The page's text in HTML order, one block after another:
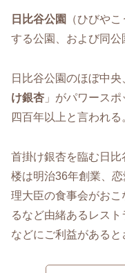
日比谷公園
（ひびや
する公園、および同公
日比谷公園のほぼ中
け銀杏 」がパワース
四百年以上と言われる
首掛け銀杏を臨む日
楼は明治36年創業、
理大臣の食事会がお
るなど由緒あるレスト
などにご利益があると